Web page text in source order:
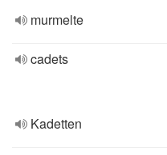
murmelte
cadets
Kadetten